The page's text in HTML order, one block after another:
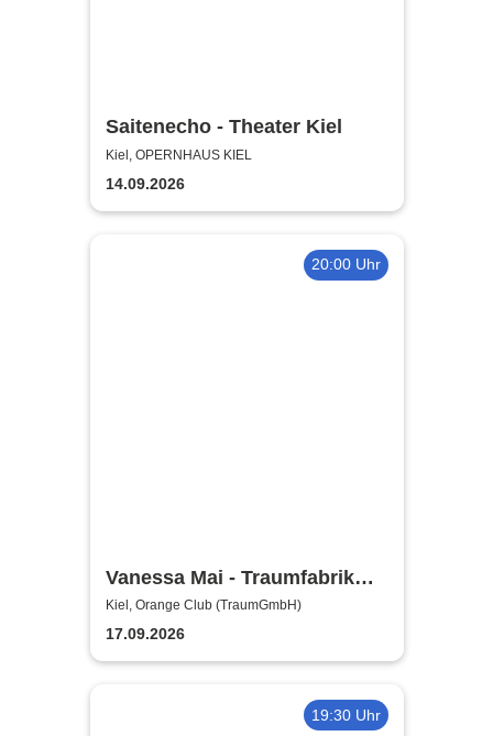
Saitenecho - Theater Kiel
Kiel, OPERNHAUS KIEL
14.09.2026
20:00 Uhr
Vanessa Mai - Traumfabrik
Tour 2026
Kiel, Orange Club (TraumGmbH)
17.09.2026
19:30 Uhr